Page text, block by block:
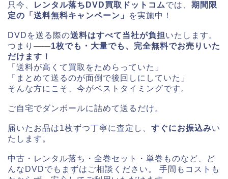
只今、
レンタル落ちDVD買取ドットコムでは、 期間限
定の「送料無料キャンペーン」
を実施中！
DVDを送る際の送料はすべて当社が負担いたします。
つまり――1枚でも・大量でも、完全無料でお売りいた
だけます！
「送料が高くて買取をためらっていた」
「まとめて送るのが面倒で後回しにしていた」
そんな方にこそ、今がベストタイミングです。
ご自宅でダンボールに詰めて送るだけ。
届いたお品は1枚ずつ丁寧に査定し、 すぐにお振込みい
たします。
中古・レンタル落ち・全巻セット・単巻ものなど、ど
んなDVDでもまずはご相談ください。 手間もコストも